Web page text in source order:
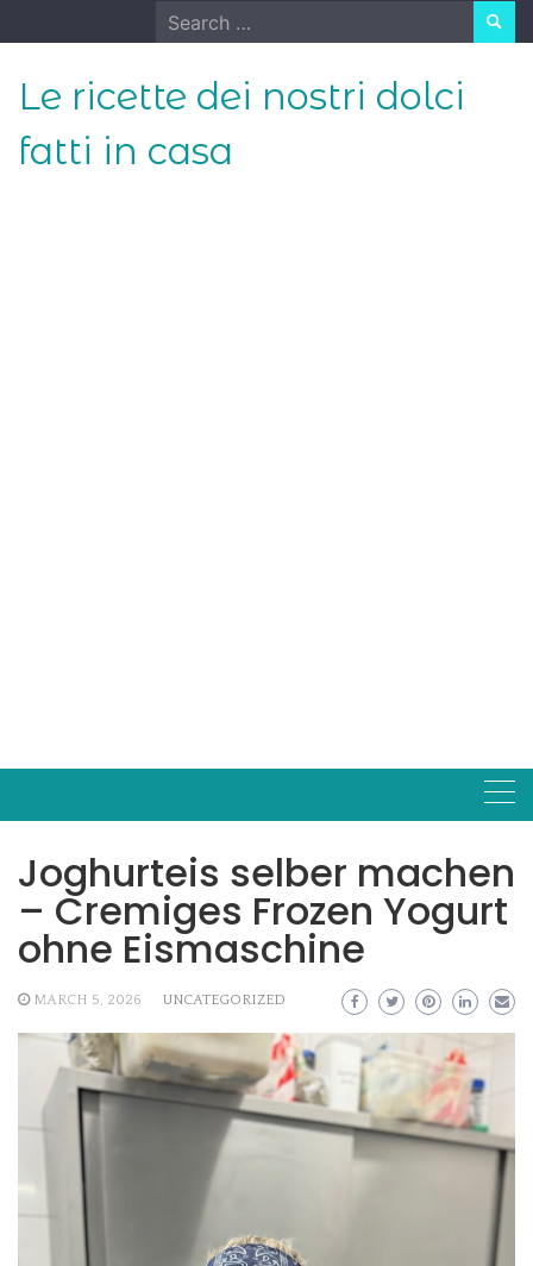
to
Search
for:
Le ricette dei nostri dolci
fatti in casa
Joghurteis selber machen
– Cremiges Frozen Yogurt
ohne Eismaschine
MARCH 5, 2026 UNCATEGORIZED